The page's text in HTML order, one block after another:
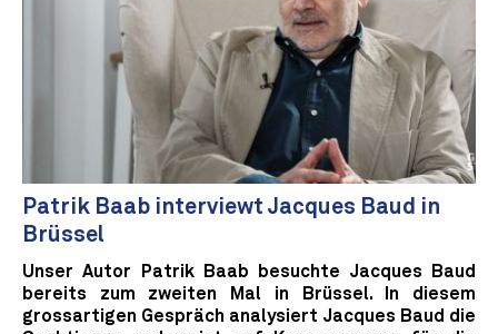
Patrik Baab interviewt Jacques Baud in
Brüssel
Unser Autor Patrik Baab besuchte Jacques Baud
bereits zum zweiten Mal in Brüssel. In diesem
grossartigen Gespräch analysiert Jacques Baud die